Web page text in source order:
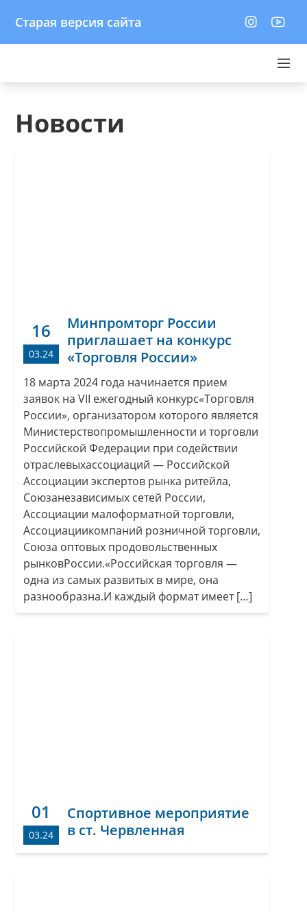
Старая версия сайта
Новости
16
03.24
Минпромторг России
приглашает на конкурс
«Торговля России»
18 марта 2024 года начинается прием
заявок на VII ежегодный конкурс«Торговля
России», организатором которого является
Министерствопромышленности и торговли
Российской Федерации при содействии
отраслевыхассоциаций — Российской
Ассоциации экспертов рынка ритейла,
Союзанезависимых сетей России,
Ассоциации малоформатной торговли,
Ассоциациикомпаний розничной торговли,
Союза оптовых продовольственных
рынковРоссии.«Российская торговля —
одна из самых развитых в мире, она
разнообразна.И каждый формат имеет […]
01
03.24
Спортивное мероприятие
в ст. Червленная